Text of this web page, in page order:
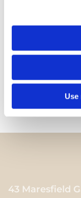
Use
43 Maresfield